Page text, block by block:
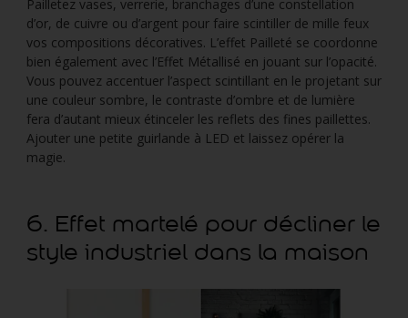
Pailletez vases, verrerie, branchages d’une constellation
d’or, de cuivre ou d’argent pour faire scintiller de mille feux
vos compositions décoratives. L’effet Pailleté se coordonne
bien également avec l’Effet Métallisé en jouant sur l’opacité.
Vous pouvez accentuer l’aspect scintillant en le projetant sur
une couleur sombre, le contraste d’ombre et de lumière
fera d’autant mieux étinceler les reflets des fines paillettes.
Ajouter une petite guirlande à LED et laissez opérer la
magie.
6. Effet martelé pour décliner le
style industriel dans la maison